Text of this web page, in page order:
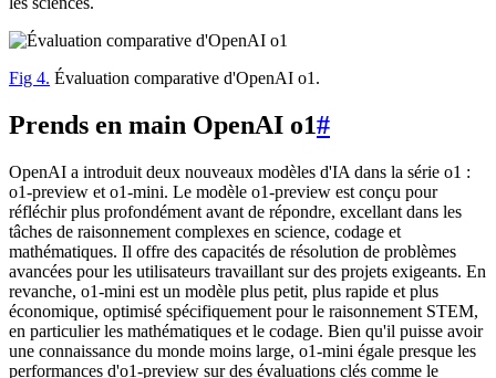
Fig 4. Évaluation comparative d'OpenAI o1.
Prends en main OpenAI o1#
OpenAI a introduit deux nouveaux modèles d'IA dans la série o1 :
o1-preview et o1-mini. Le modèle o1-preview est conçu pour
réfléchir plus profondément avant de répondre, excellant dans les
tâches de raisonnement complexes en science, codage et
mathématiques. Il offre des capacités de résolution de problèmes
avancées pour les utilisateurs travaillant sur des projets exigeants. En
revanche, o1-mini est un modèle plus petit, plus rapide et plus
économique, optimisé spécifiquement pour le raisonnement STEM,
en particulier les mathématiques et le codage. Bien qu'il puisse avoir
une connaissance du monde moins large, o1-mini égale presque les
performances d'o1-preview sur des évaluations clés comme le